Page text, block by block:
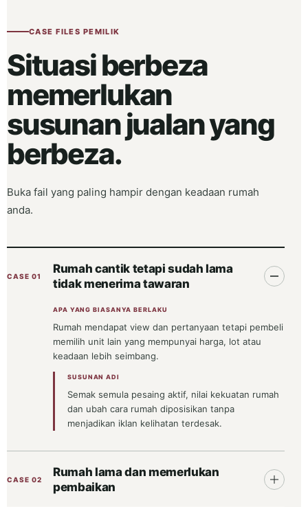
CASE FILES PEMILIK
Situasi berbeza
memerlukan
susunan jualan yang
berbeza.
Buka fail yang paling hampir dengan keadaan rumah
anda.
CASE 01
Rumah cantik tetapi sudah lama
tidak menerima tawaran
APA YANG BIASANYA BERLAKU
Rumah mendapat view dan pertanyaan tetapi pembeli
memilih unit lain yang mempunyai harga, lot atau
keadaan lebih seimbang.
SUSUNAN ADI
Semak semula pesaing aktif, nilai kekuatan rumah
dan ubah cara rumah diposisikan tanpa
menjadikan iklan kelihatan terdesak.
CASE 02
Rumah lama dan memerlukan
pembaikan